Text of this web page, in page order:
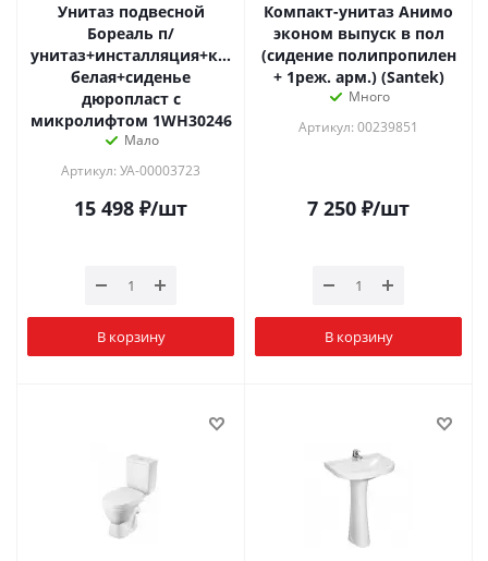
Унитаз подвесной
Бореаль п/
унитаз+инсталляция+кнопка
белая+сиденье
дюропласт с
микролифтом 1WH30246
Мало
Артикул: УА-00003723
15 498 ₽/шт
В корзину
Компакт-унитаз Анимо
эконом выпуск в пол
(сидение полипропилен
+ 1реж. арм.) (Santek)
Много
Артикул: 00239851
7 250 ₽/шт
В корзину